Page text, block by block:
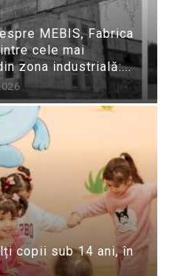
MEBIS, Fabrica
cele mai
zona industrială:...
copii sub 14 ani, în